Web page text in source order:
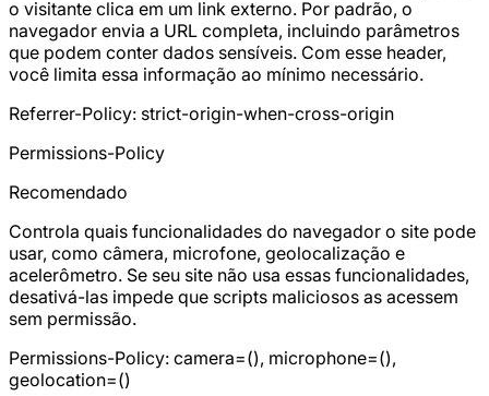
o visitante clica em um link externo. Por padrão, o
navegador envia a URL completa, incluindo parâmetros
que podem conter dados sensíveis. Com esse header,
você limita essa informação ao mínimo necessário.
Referrer-Policy: strict-origin-when-cross-origin
Permissions-Policy
Recomendado
Controla quais funcionalidades do navegador o site pode
usar, como câmera, microfone, geolocalização e
acelerômetro. Se seu site não usa essas funcionalidades,
desativá-las impede que scripts maliciosos as acessem
sem permissão.
Permissions-Policy: camera=(), microphone=(),
geolocation=()